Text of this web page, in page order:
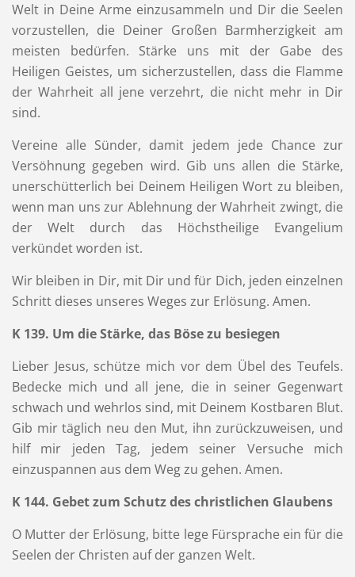
Welt in Deine Arme einzusammeln und Dir die Seelen
vorzustellen, die Deiner Großen Barmherzigkeit am
meisten bedürfen. Stärke uns mit der Gabe des
Heiligen Geistes, um sicherzustellen, dass die Flamme
der Wahrheit all jene verzehrt, die nicht mehr in Dir
sind.
Vereine alle Sünder, damit jedem jede Chance zur
Versöhnung gegeben wird. Gib uns allen die Stärke,
unerschütterlich bei Deinem Heiligen Wort zu bleiben,
wenn man uns zur Ablehnung der Wahrheit zwingt, die
der Welt durch das Höchstheilige Evangelium
verkündet worden ist.
Wir bleiben in Dir, mit Dir und für Dich, jeden einzelnen
Schritt dieses unseres Weges zur Erlösung. Amen.
K 139. Um die Stärke, das Böse zu besiegen
Lieber Jesus, schütze mich vor dem Übel des Teufels.
Bedecke mich und all jene, die in seiner Gegenwart
schwach und wehrlos sind, mit Deinem Kostbaren Blut.
Gib mir täglich neu den Mut, ihn zurückzuweisen, und
hilf mir jeden Tag, jedem seiner Versuche mich
einzuspannen aus dem Weg zu gehen. Amen.
K 144. Gebet zum Schutz des christlichen Glaubens
O Mutter der Erlösung, bitte lege Fürsprache ein für die
Seelen der Christen auf der ganzen Welt.